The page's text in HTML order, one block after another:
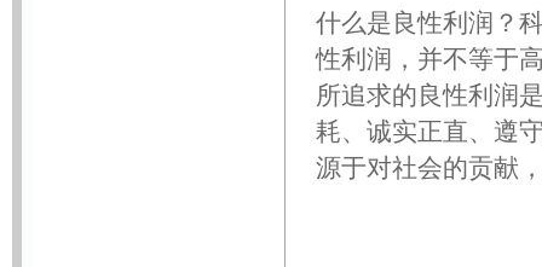
什么是良性利润？
性利润，并不等于
所追求的良性利润
耗、诚实正直、遵
源于对社会的贡献